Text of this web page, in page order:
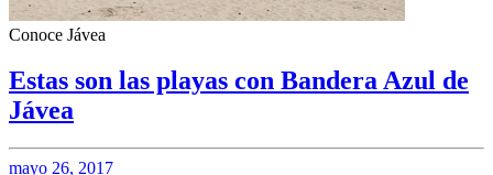
Conoce Jávea
Estas son las playas con Bandera Azul de
Jávea
mayo 26, 2017